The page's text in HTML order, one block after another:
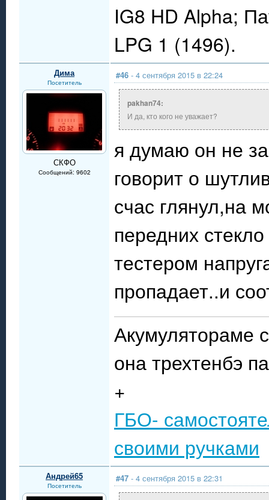
IG8 HD Alpha;
LPG 1 (1496).
Дима
Посетитель
СКФО
Сообщений: 9602
#46 - 4 сентября 2015 в 22:24
pakhan74:
И да, кто кого не уважает?
я думаю он не
говорит о
счас глянул,на
передних
тестером
пропадает..и
Акумулятораме
она трехтенбэ
+
ГБО-
своими ручками
Андрей65
Посетитель
#47 - 4 сентября 2015 в 22:31